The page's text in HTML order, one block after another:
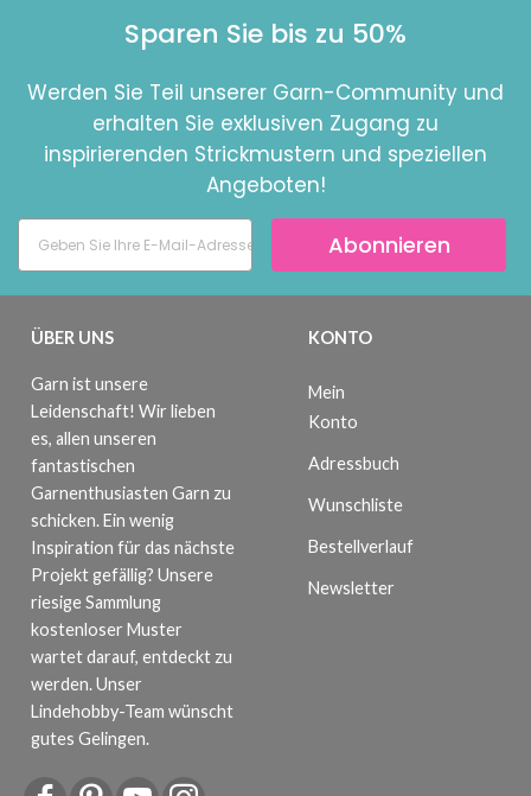
Sparen Sie bis zu 50%
Werden Sie Teil unserer Garn-Community und
erhalten Sie exklusiven Zugang zu
inspirierenden Strickmustern und speziellen
Angeboten!
Abonnieren
ÜBER UNS
Garn ist unsere
Leidenschaft! Wir lieben
es, allen unseren
fantastischen
Garnenthusiasten Garn zu
schicken. Ein wenig
Inspiration für das nächste
Projekt gefällig? Unsere
riesige Sammlung
kostenloser Muster
wartet darauf, entdeckt zu
werden. Unser
Lindehobby-Team wünscht
gutes Gelingen.
KONTO
Mein
Konto
Adressbuch
Wunschliste
Bestellverlauf
Newsletter